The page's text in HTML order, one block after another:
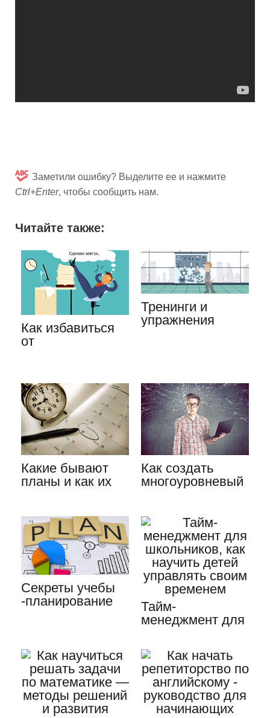
Заметили ошибку? Выделите ее и нажмите
Ctrl+Enter, чтобы сообщить нам.
Читайте также:
Как избавиться
от
Тренинги и
упражнения
Какие бывают
планы и как их
Как создать
многоуровневый
Секреты учебы
-планирование
Тайм-
менеджмент для
научить детей…